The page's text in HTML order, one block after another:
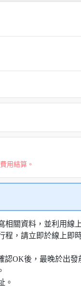
用結算。
關資料，並利用線
，請立即於線上即
OK後，最晚於出
。